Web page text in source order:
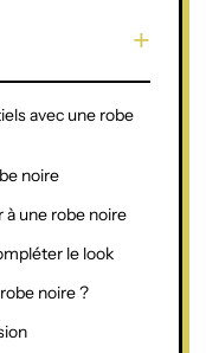
avec une robe
noire
à une robe noire
le look
noire ?